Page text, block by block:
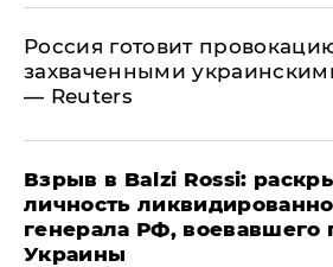
​Россия готовит
захваченными
— Reuters
​Взрыв в Balzi Rossi:
личность
генерала РФ, воевавшего
Украины